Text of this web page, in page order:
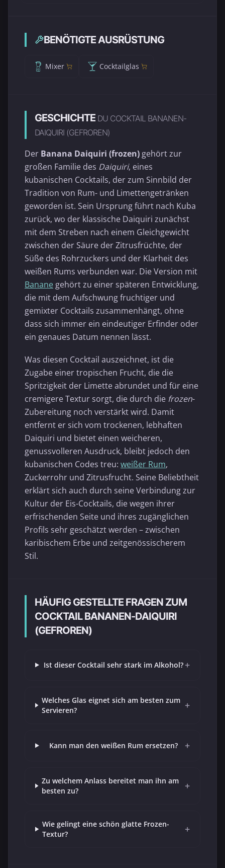
BENÖTIGTE AUSRÜSTUNG
Mixer Cocktailglas
GESCHICHTE DU COCKTAIL BANANEN-
DAIQUIRI (GEFROREN)
Der Banana Daiquiri (frozen) gehört zur
großen Familie des Daiquiri, eines
kubanischen Cocktails, der zum Sinnbild der
Tradition von Rum- und Limettengetränken
geworden ist. Sein Ursprung führt nach Kuba
zurück, wo der klassische Daiquiri zunächst
mit dem Streben nach einem Gleichgewicht
zwischen der Säure der Zitrusfrüchte, der
Süße des Rohrzuckers und der Klarheit des
weißen Rums verbunden war. Die Version mit
Banane gehört zu einer späteren Entwicklung,
die mit dem Aufschwung fruchtiger und
gemixter Cocktails zusammenhängt, ohne
dass sich immer ein eindeutiger Erfinder oder
ein genaues Datum nennen lässt.
Was diesen Cocktail auszeichnet, ist die
Zugabe einer tropischen Frucht, die die
Spritzigkeit der Limette abrundet und für eine
cremigere Textur sorgt, die durch die frozen-
Zubereitung noch verstärkt wird. Damit
entfernt er sich vom trockenen, lebhaften
Daiquiri und bietet einen weicheren,
genussvolleren Ausdruck, bleibt jedoch den
kubanischen Codes treu: weißer Rum,
Zuckerrohr und Zitrusfrucht. Seine Beliebtheit
erklärt sich auch durch seine Verbindung zur
Kultur der Eis-Cocktails, die wegen ihrer
erfrischenden Seite und ihres zugänglichen
Profils sehr geschätzt werden – zwischen
karibischem Erbe und zeitgenössischerem
Stil.
HÄUFIG GESTELLTE FRAGEN ZUM
COCKTAIL BANANEN-DAIQUIRI
(GEFROREN)
Ist dieser Cocktail sehr stark im Alkohol? +
Welches Glas eignet sich am besten zum
Servieren?
+
Kann man den weißen Rum ersetzen? +
Zu welchem Anlass bereitet man ihn am
besten zu?
+
Wie gelingt eine schön glatte Frozen-
Textur?
+